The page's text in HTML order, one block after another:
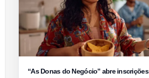
“As Donas do Negócio” abre inscrições